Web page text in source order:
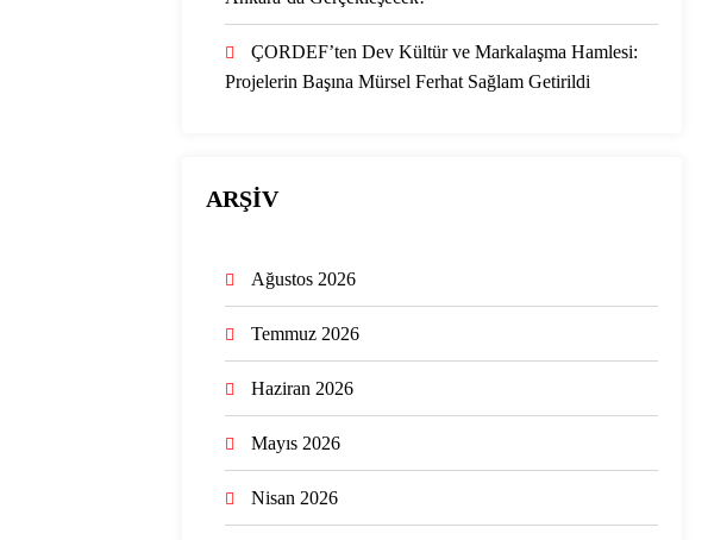
ÇORDEF’ten Dev Kültür ve Markalaşma Hamlesi:
Projelerin Başına Mürsel Ferhat Sağlam Getirildi
ARŞİV
Ağustos 2026
Temmuz 2026
Haziran 2026
Mayıs 2026
Nisan 2026